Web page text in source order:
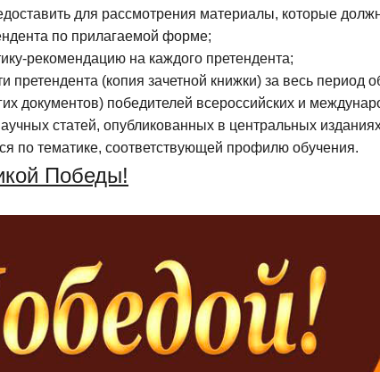
для рассмотрения материалы, которые
по прилагаемой форме;
рекомендацию на каждого претендента;
(копия зачетной книжки) за весь период
документов) победителей всероссийских и
статей, опубликованных в центральных
по тематике, соответствующей профилю обучения.
Победы!